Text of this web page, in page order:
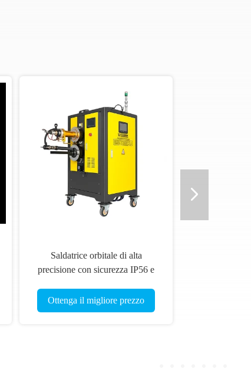
Saldatrice orbitale di alta
precisione con sicurezza IP56 e
tubi
Ottenga il migliore prezzo